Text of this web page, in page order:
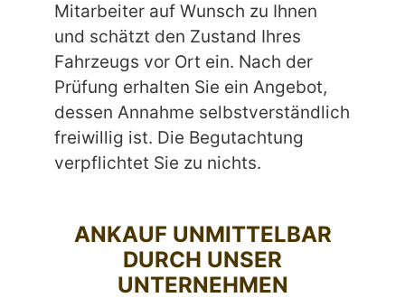
Mitarbeiter auf Wunsch zu Ihnen
und schätzt den Zustand Ihres
Fahrzeugs vor Ort ein. Nach der
Prüfung erhalten Sie ein Angebot,
dessen Annahme selbstverständlich
freiwillig ist. Die Begutachtung
verpflichtet Sie zu nichts.
ANKAUF UNMITTELBAR
DURCH UNSER
UNTERNEHMEN